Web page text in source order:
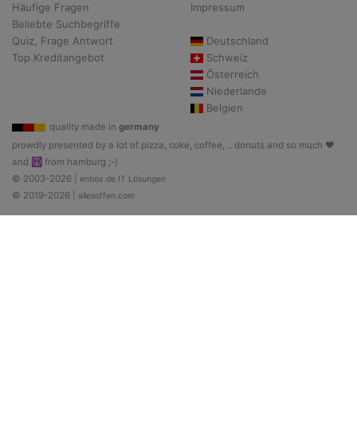
Häufige Fragen
Beliebte Suchbegriffe
Quiz, Frage Antwort
Top Kreditangebot
Impressum
Deutschland
Schweiz
Österreich
Niederlande
Belgien
quality made in germany
prowdly presented by a lot of pizza, coke, coffee, .. donuts and so much ♥
and ☮ from hamburg ;-)
© 2003-2026 | enbox.de IT Lösungen
© 2019-2026 | allesoffen.com